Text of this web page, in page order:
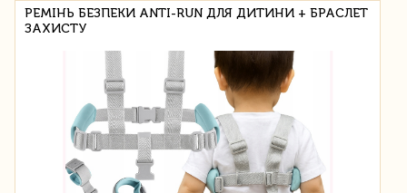
РЕМІНЬ БЕЗПЕКИ ANTI-RUN ДЛЯ ДИТИНИ + БРАСЛЕТ
ЗАХИСТУ